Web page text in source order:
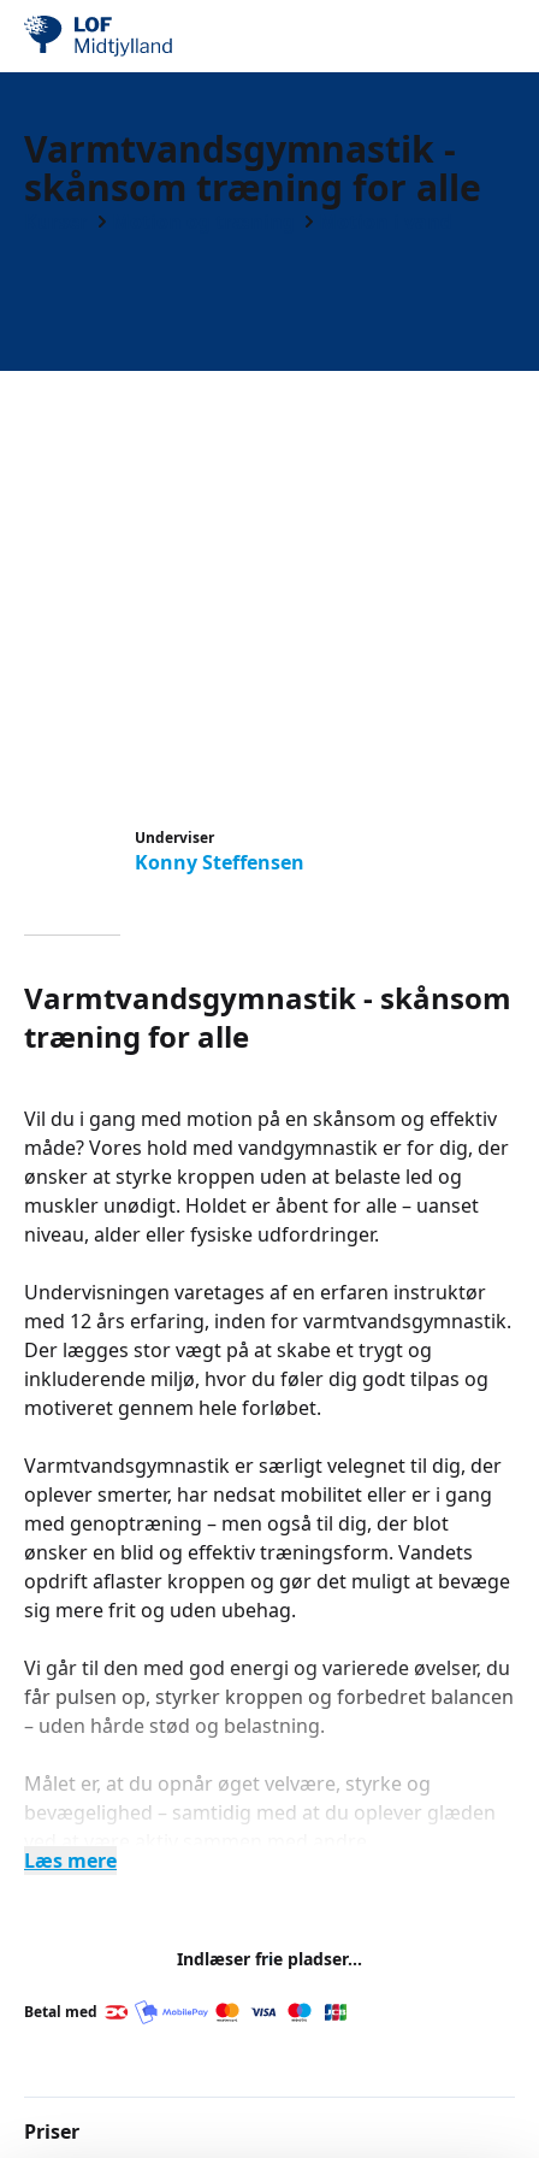
Varmtvandsgymnastik -
skånsom træning for alle
Underviser
Konny Steffensen
Varmtvandsgymnastik - skånsom
træning for alle
Vil du i gang med motion på en skånsom og effektiv
måde? Vores hold med vandgymnastik er for dig, der
ønsker at styrke kroppen uden at belaste led og
muskler unødigt. Holdet er åbent for alle – uanset
niveau, alder eller fysiske udfordringer.
Undervisningen varetages af en erfaren instruktør
med 12 års erfaring, inden for varmtvandsgymnastik.
Der lægges stor vægt på at skabe et trygt og
inkluderende miljø, hvor du føler dig godt tilpas og
motiveret gennem hele forløbet.
Varmtvandsgymnastik er særligt velegnet til dig, der
oplever smerter, har nedsat mobilitet eller er i gang
med genoptræning – men også til dig, der blot
ønsker en blid og effektiv træningsform. Vandets
opdrift aflaster kroppen og gør det muligt at bevæge
sig mere frit og uden ubehag.
Vi går til den med god energi og varierede øvelser, du
får pulsen op, styrker kroppen og forbedret balancen
– uden hårde stød og belastning.
Målet er, at du opnår øget velvære, styrke og
bevægelighed – samtidig med at du oplever glæden
NB: Holdet fortsætter i perioden 21/10 - 16/12 2026 -
Læs mere
Indlæser frie pladser...
Betal med
Priser